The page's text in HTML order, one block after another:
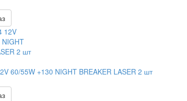
60/55W +130 NIGHT BREAKER LASER 2 шт